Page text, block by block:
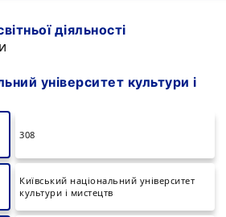
діяльності
університет культури і
308
Київський національний університет
культури і мистецтв